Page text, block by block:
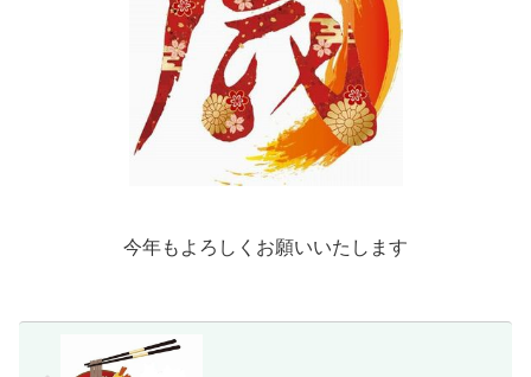
今年もよろしくお願いいたします